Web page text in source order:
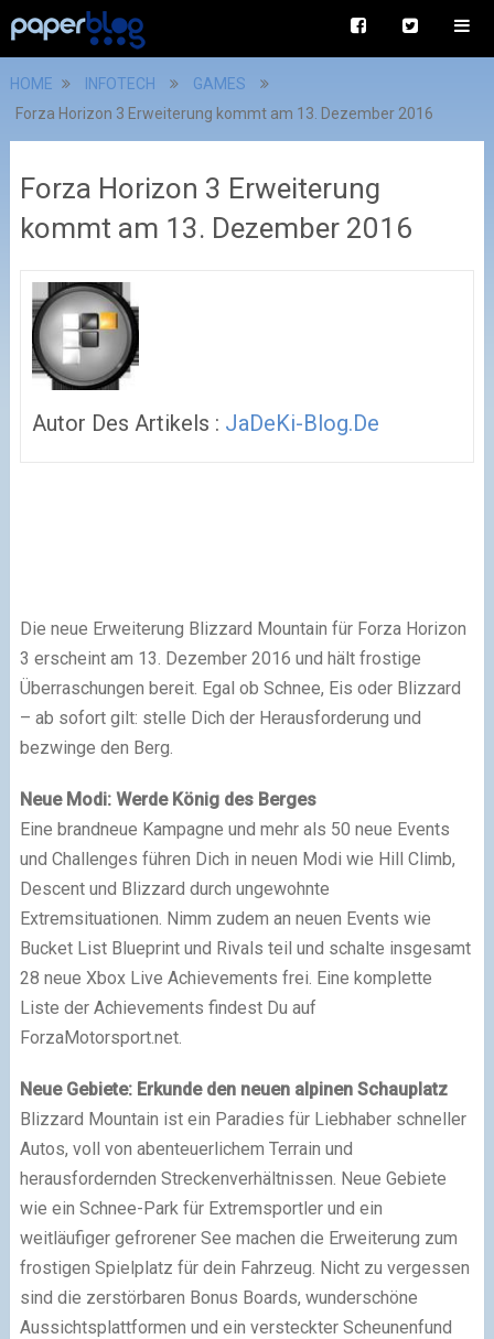
HOME INFOTECH
GAMES
Forza Horizon 3 Erweiterung kommt am 13. Dezember 2016
Forza Horizon 3 Erweiterung
kommt am 13. Dezember 2016
Autor Des Artikels : JaDeKi-Blog.de
Die neue Erweiterung Blizzard Mountain für Forza Horizon
3 erscheint am 13. Dezember 2016 und hält frostige
Überraschungen bereit. Egal ob Schnee, Eis oder Blizzard
– ab sofort gilt: stelle Dich der Herausforderung und
bezwinge den Berg.
Neue Modi: Werde König des Berges
Eine brandneue Kampagne und mehr als 50 neue Events
und Challenges führen Dich in neuen Modi wie Hill Climb,
Descent und Blizzard durch ungewohnte
Extremsituationen. Nimm zudem an neuen Events wie
Bucket List Blueprint und Rivals teil und schalte insgesamt
28 neue Xbox Live Achievements frei. Eine komplette
Liste der Achievements findest Du auf
ForzaMotorsport.net.
Neue Gebiete: Erkunde den neuen alpinen Schauplatz
Blizzard Mountain ist ein Paradies für Liebhaber schneller
Autos, voll von abenteuerlichem Terrain und
herausfordernden Streckenverhältnissen. Neue Gebiete
wie ein Schnee-Park für Extremsportler und ein
weitläufiger gefrorener See machen die Erweiterung zum
frostigen Spielplatz für dein Fahrzeug. Nicht zu vergessen
sind die zerstörbaren Bonus Boards, wunderschöne
Aussichtsplattformen und ein versteckter Scheunenfund